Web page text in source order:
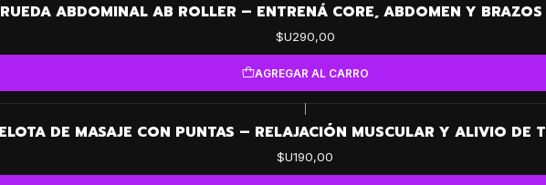
RUEDA ABDOMINAL AB ROLLER – ENTRENÁ CORE, ABDOMEN Y BRAZOS
$U290,00
AGREGAR AL CARRO
DE MASAJE CON PUNTAS – RELAJACIÓN MUSCULAR Y ALIVIO DE
$U190,00